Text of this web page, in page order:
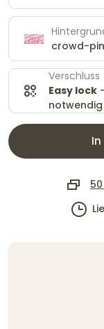
crowd-
Verschluss
Easy lock
notwendig